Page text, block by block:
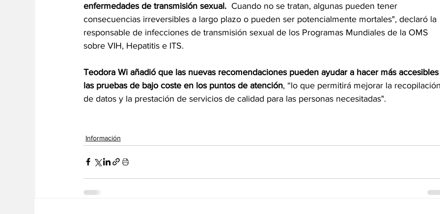
enfermedades de transmisión sexual.
  Cuando no se tratan, algunas pueden tener
consecuencias irreversibles a largo plazo o pueden ser potencialmente mortales", declaró la
responsable de infecciones de transmisión sexual de los Programas Mundiales de la OMS
sobre VIH, Hepatitis e ITS.
Teodora Wi añadió que las nuevas recomendaciones pueden ayudar a hacer más accesibles
las pruebas de bajo coste en los puntos de atención, “lo que permitirá mejorar la recopilación
de datos y la prestación de servicios de calidad para las personas necesitadas".
Información